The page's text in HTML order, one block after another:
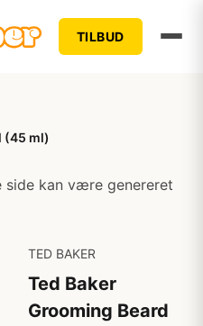
TILBUD
(45 ml)
side kan være genereret
TED BAKER
Ted Baker
Grooming Beard